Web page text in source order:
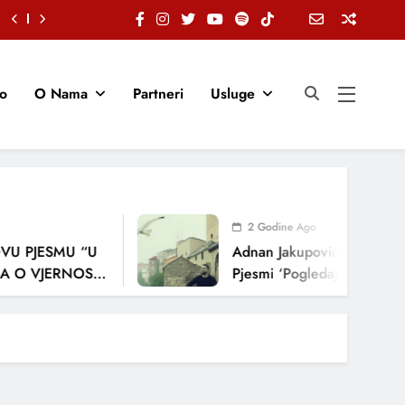
O Nama Partneri Usluge
PJESMU “U
VJERNOSTI,
2 Godine Ago
Adnan Jakupović Donosi
Pjesmi ‘Pogledaj Me’